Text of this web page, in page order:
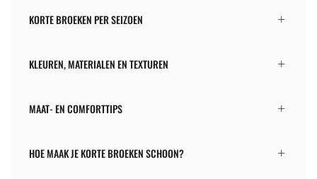
KORTE BROEKEN PER SEIZOEN
KLEUREN, MATERIALEN EN TEXTUREN
MAAT- EN COMFORTTIPS
HOE MAAK JE KORTE BROEKEN SCHOON?